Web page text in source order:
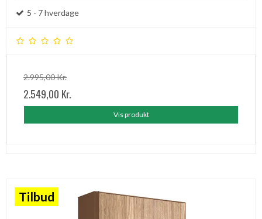
5 - 7 hverdage
2.995,00 Kr.
2.549,00 Kr.
Vis produkt
Tilbud